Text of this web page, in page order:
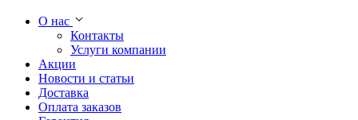
О нас
Контакты
Услуги компании
Акции
Новости и статьи
Доставка
Оплата заказов